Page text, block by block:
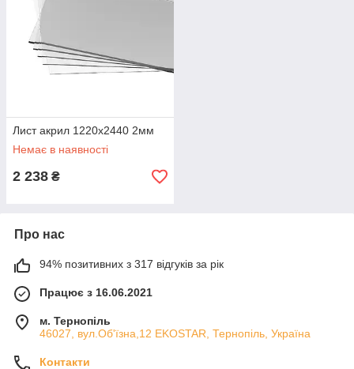
Лист акрил 1220х2440 2мм
Немає в наявності
2 238 ₴
Про нас
94% позитивних з 317 відгуків за рік
Працює з 16.06.2021
м. Тернопіль
46027, вул.Об'їзна,12 EKOSTAR, Тернопіль, Україна
Контакти